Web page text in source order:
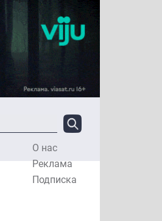
О нас
Реклама
Подписка